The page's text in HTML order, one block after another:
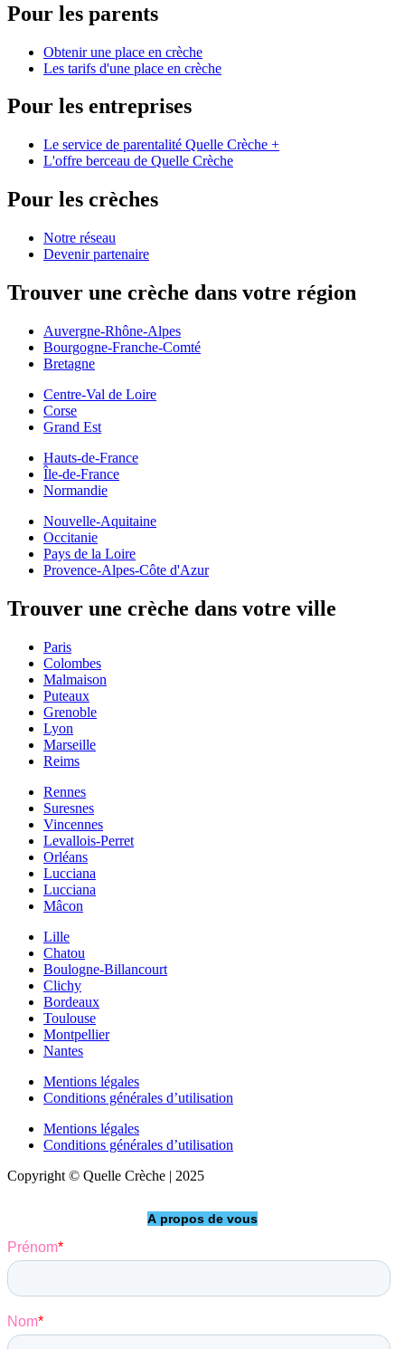
Pour les parents
Obtenir une place en crèche
Les tarifs d'une place en crèche
Pour les entreprises
Le service de parentalité Quelle Crèche +
L'offre berceau de Quelle Crèche
Pour les crèches
Notre réseau
Devenir partenaire
Trouver une crèche dans votre région
Auvergne-Rhône-Alpes
Bourgogne-Franche-Comté
Bretagne
Centre-Val de Loire
Corse
Grand Est
Hauts-de-France
Île-de-France
Normandie
Nouvelle-Aquitaine
Occitanie
Pays de la Loire
Provence-Alpes-Côte d'Azur
Trouver une crèche dans votre ville
Paris
Colombes
Malmaison
Puteaux
Grenoble
Lyon
Marseille
Reims
Rennes
Suresnes
Vincennes
Levallois-Perret
Orléans
Lucciana
Lucciana
Mâcon
Lille
Chatou
Boulogne-Billancourt
Clichy
Bordeaux
Toulouse
Montpellier
Nantes
Mentions légales
Conditions générales d’utilisation
Mentions légales
Conditions générales d’utilisation
Copyright © Quelle Crèche | 2025